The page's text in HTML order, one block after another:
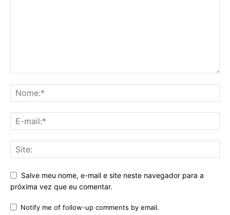
Salve meu nome, e-mail e site neste navegador para a
próxima vez que eu comentar.
Notify me of follow-up comments by email.